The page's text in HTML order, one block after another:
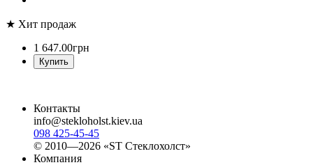
★ Хит продаж
1 647.00грн
Купить
Контакты
info@stekloholst.kiev.ua
098 425-45-45
© 2010—2026 «ST Стеклохолст»
Компания